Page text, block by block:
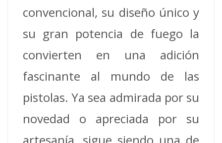
convencional, su diseño único y
su gran potencia de fuego la
convierten en una adición
fascinante al mundo de las
pistolas. Ya sea admirada por su
novedad o apreciada por su